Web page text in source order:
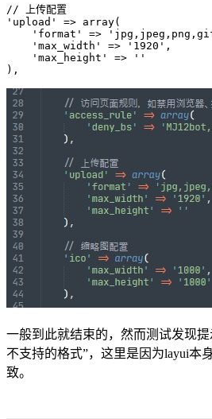
// 上传配置
'upload' => array(
'format' =>
'max_width' => '1920',
'max_height' => ''
),
一般到此就结束的，然而测试发现
不支持的格式”，这里是因为layui本
致。